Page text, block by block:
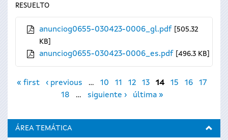
RESUELTO
anunciog0655-030423-0006_gl.pdf
505.32
KB
anunciog0655-030423-0006_es.pdf 496.3 KB
Páginas
« first ‹ previous … 10 11 12 13 14 15 16
17
18
… siguiente › última »
ÁREA TEMÁTICA